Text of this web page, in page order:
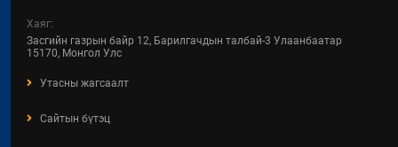
Хаяг:
Засгийн газрын байр 12, Барилгачдын талбай-3 Улаанбаатар
15170, Монгол Улс
Утасны жагсаалт
Сайтын бүтэц